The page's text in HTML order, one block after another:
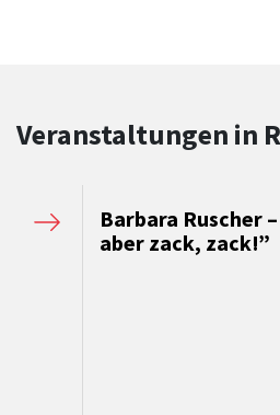
Veranstaltungen in
Barbara Ruscher
aber zack, zack!”